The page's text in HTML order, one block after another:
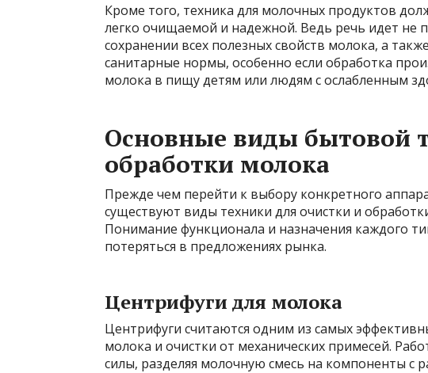
Кроме того, техника для молочных продуктов
легко очищаемой и надежной. Ведь речь идет не
сохранении всех полезных свойств молока, а
санитарные нормы, особенно если обработка
молока в пищу детям или людям с ослабленным
Основные виды бытовой
обработки молока
Прежде чем перейти к выбору конкретного
существуют виды техники для очистки и
Понимание функционала и назначения каждого
потеряться в предложениях рынка.
Центрифуги для молока
Центрифуги считаются одним из самых
молока и очистки от механических примесей.
силы, разделяя молочную смесь на компоненты с